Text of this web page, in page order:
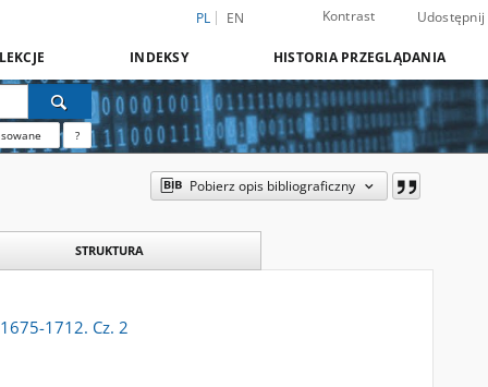
PL EN Kontrast Udostępnij
INDEKSY HISTORIA PRZEGLĄDANIA
?
Pobierz opis bibliograficzny
STRUKTURA
1712. Cz. 2